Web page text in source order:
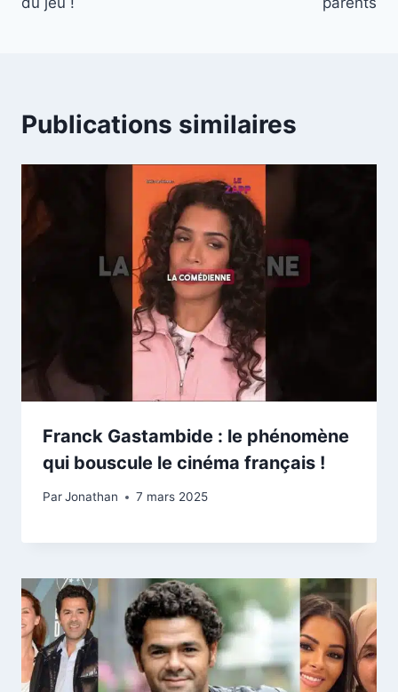
Publications similaires
Franck Gastambide : le phénomène
qui bouscule le cinéma français !
ParJonathan 7 mars 2025